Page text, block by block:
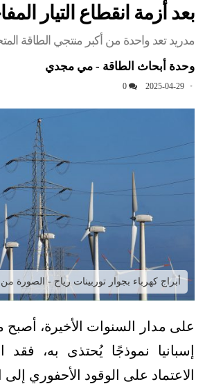
بعد أزمة انقطاع التيار
مدريد تعد واحدة من أكبر منتجي الطاقة
وحدة أبحاث الطاقة - مي مجدي
2025-04-29
0
أبراج كهرباء بجوار توربينات رياح - الصورة من
على مدار السنوات الأخيرة، أصبح
إسبانيا نموذجًا يُحتذى به، فقد
الاعتماد على الوقود الأحفوري